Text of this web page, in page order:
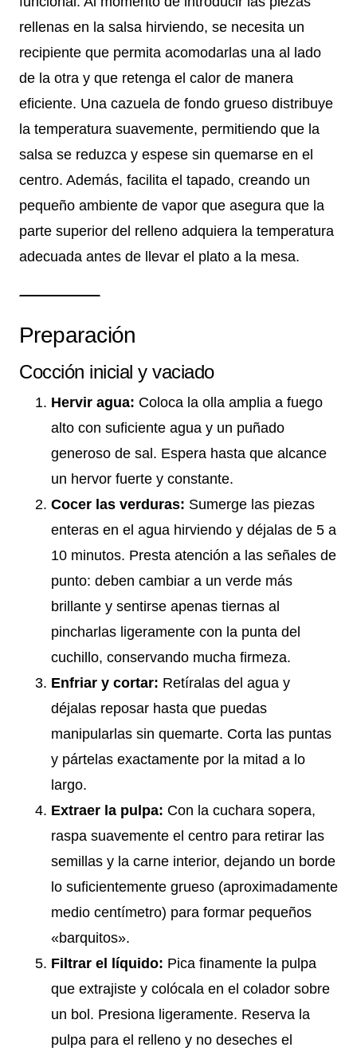
rellenas en la salsa hirviendo, se necesita un
recipiente que permita acomodarlas una al lado
de la otra y que retenga el calor de manera
eficiente. Una cazuela de fondo grueso distribuye
la temperatura suavemente, permitiendo que la
salsa se reduzca y espese sin quemarse en el
centro. Además, facilita el tapado, creando un
pequeño ambiente de vapor que asegura que la
parte superior del relleno adquiera la temperatura
adecuada antes de llevar el plato a la mesa.
Preparación
Cocción inicial y vaciado
Hervir agua: Coloca la olla amplia a fuego
alto con suficiente agua y un puñado
generoso de sal. Espera hasta que alcance
un hervor fuerte y constante.
Cocer las verduras: Sumerge las piezas
enteras en el agua hirviendo y déjalas de 5 a
10 minutos. Presta atención a las señales de
punto: deben cambiar a un verde más
brillante y sentirse apenas tiernas al
pincharlas ligeramente con la punta del
cuchillo, conservando mucha firmeza.
Enfriar y cortar: Retíralas del agua y
déjalas reposar hasta que puedas
manipularlas sin quemarte. Corta las puntas
y pártelas exactamente por la mitad a lo
largo.
Extraer la pulpa: Con la cuchara sopera,
raspa suavemente el centro para retirar las
semillas y la carne interior, dejando un borde
lo suficientemente grueso (aproximadamente
medio centímetro) para formar pequeños
«barquitos».
Filtrar el líquido: Pica finamente la pulpa
que extrajiste y colócala en el colador sobre
un bol. Presiona ligeramente. Reserva la
pulpa para el relleno y no deseches el